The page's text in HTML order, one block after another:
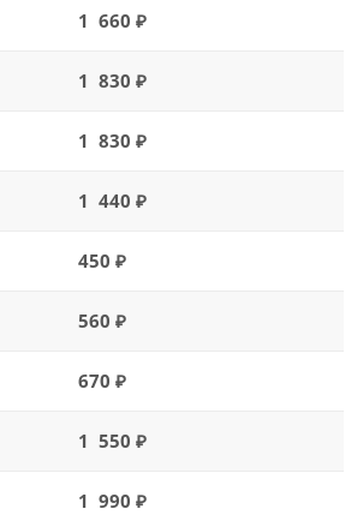
1 660 ₽
1 830 ₽
1 830 ₽
1 440 ₽
450 ₽
560 ₽
670 ₽
1 550 ₽
1 990 ₽